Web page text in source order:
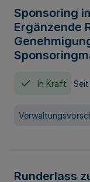
Sponsoring
Ergänzende
In Kraft
Runderlass